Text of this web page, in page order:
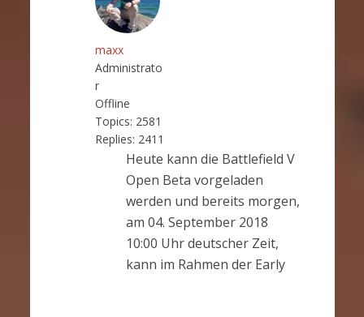
maxx
Administrato
r
Offline
Topics: 2581
Replies: 2411
Heute kann die Battlefield V
Open Beta vorgeladen
werden und bereits morgen,
am 04. September 2018
10:00 Uhr deutscher Zeit,
kann im Rahmen der Early